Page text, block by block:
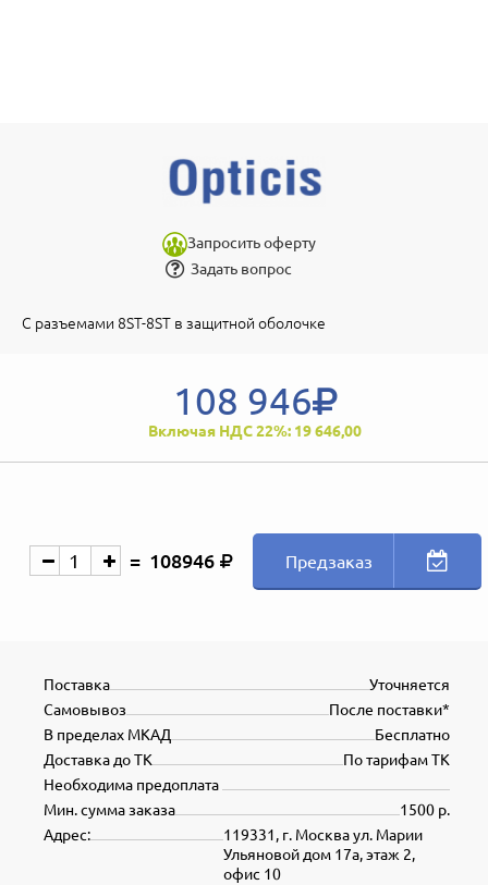
Запросить оферту
Задать вопрос
С разъемами 8ST-8ST в защитной оболочке
108 946
Включая НДС 22%: 19 646,00
108946 Предзаказ
Уточняется
Поставка
После поставки*
Самовывоз
Бесплатно
В пределах МКАД
По тарифам ТК
Доставка до ТК
Необходима предоплата
1500 р.
Мин. сумма заказа
119331, г. Москва ул. Марии
Ульяновой дом 17а, этаж 2,
офис 10
Адрес: